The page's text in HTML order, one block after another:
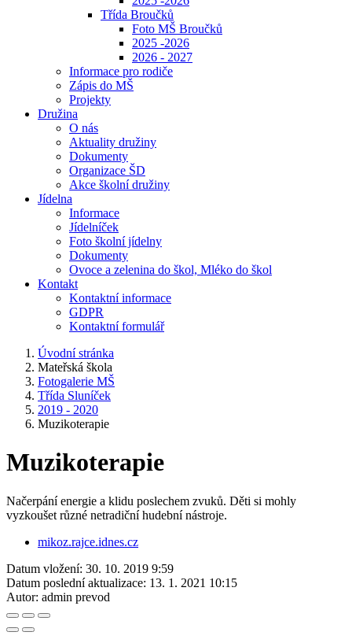
Třída Broučků
Foto MŠ Broučků
2025 -2026
2026 - 2027
Informace pro rodiče
Zápis do MŠ
Projekty
Družina
O nás
Aktuality družiny
Dokumenty
Organizace ŠD
Akce školní družiny
Jídelna
Informace
Jídelníček
Foto školní jídelny
Dokumenty
Ovoce a zelenina do škol, Mléko do škol
Kontakt
Kontaktní informace
GDPR
Kontaktní formulář
Úvodní stránka
Mateřská škola
Fotogalerie MŠ
Třída Sluníček
2019 - 2020
Muzikoterapie
Muzikoterapie
Načerpání energie a klidu poslechem zvuků. Děti si mohly
vyzkoušet různé netradiční hudební nástroje.
mikoz.rajce.idnes.cz
Datum vložení: 30. 10. 2019 9:59
Datum poslední aktualizace: 13. 1. 2021 10:15
Autor: admin prevod